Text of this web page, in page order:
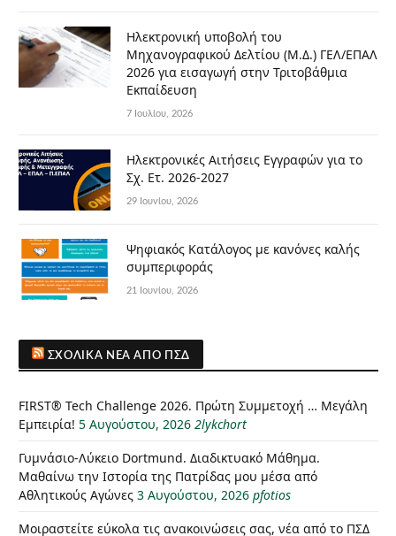
Ηλεκτρονική υποβολή του
Μηχανογραφικού Δελτίου (Μ.Δ.) ΓΕΛ/ΕΠΑΛ
2026 για εισαγωγή στην Τριτοβάθμια
Εκπαίδευση
7 Ιουλίου, 2026
Ηλεκτρονικές Αιτήσεις Εγγραφών για το
Σχ. Ετ. 2026-2027
29 Ιουνίου, 2026
Ψηφιακός Κατάλογος με κανόνες καλής
συμπεριφοράς
21 Ιουνίου, 2026
ΣΧΟΛΙΚΆ ΝΈΑ ΑΠΌ ΠΣΔ
FIRST® Tech Challenge 2026. Πρώτη Συμμετοχή … Μεγάλη
Εμπειρία! 5 Αυγούστου, 2026 2lykchort
Γυμνάσιο-Λύκειο Dortmund. Διαδικτυακό Μάθημα.
Μαθαίνω την Ιστορία της Πατρίδας μου μέσα από
Αθλητικούς Αγώνες 3 Αυγούστου, 2026 pfotios
Μοιραστείτε εύκολα τις ανακοινώσεις σας, νέα από το ΠΣΔ